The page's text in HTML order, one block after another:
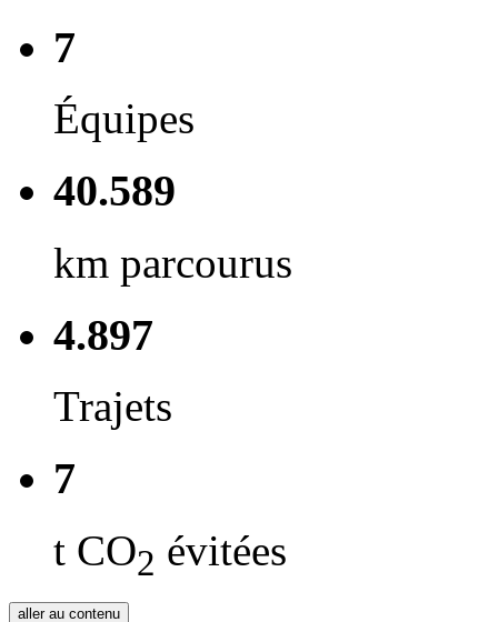
7
Équipes
40.589
km parcourus
4.897
Trajets
7
t CO2 évitées
aller au contenu